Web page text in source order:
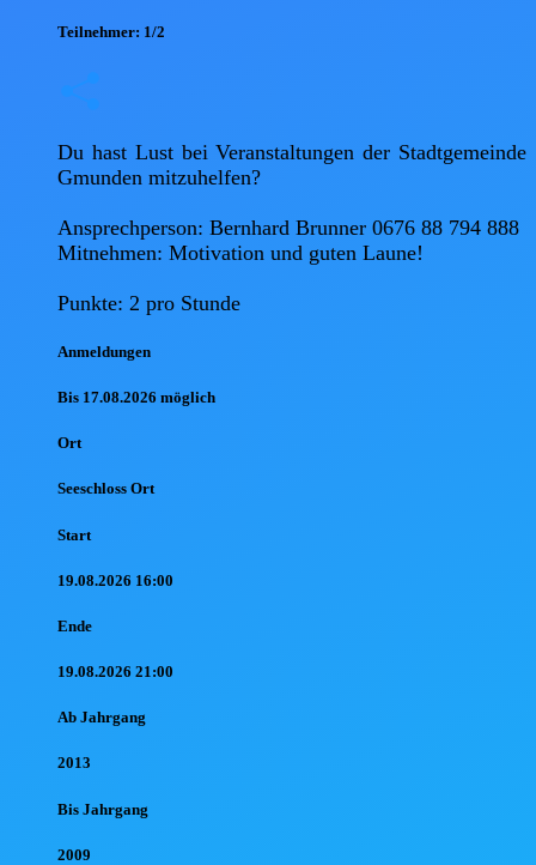
Teilnehmer: 1/2
Du hast Lust bei Veranstaltungen der Stadtgemeinde
Gmunden mitzuhelfen?
Ansprechperson: Bernhard Brunner 0676 88 794 888
Mitnehmen: Motivation und guten Laune!
Punkte: 2 pro Stunde
Anmeldungen
Bis 17.08.2026 möglich
Ort
Seeschloss Ort
Start
19.08.2026 16:00
Ende
19.08.2026 21:00
Ab Jahrgang
2013
Bis Jahrgang
2009